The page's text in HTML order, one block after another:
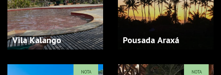
Vila Kalango Pousada Araxá
NOTA NOTA